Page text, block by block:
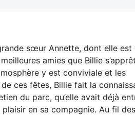
sœur Annette, dont elle est
amies que Billie
y est conviviale et les
ces fêtes, Billie fait la
du parc, qu’elle avait déjà
en sa compagnie. Au fil